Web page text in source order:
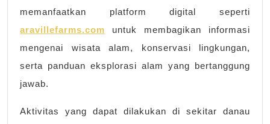
memanfaatkan platform digital seperti
aravillefarms.com untuk membagikan informasi
mengenai wisata alam, konservasi lingkungan,
serta panduan eksplorasi alam yang bertanggung
jawab.
Aktivitas yang dapat dilakukan di sekitar danau